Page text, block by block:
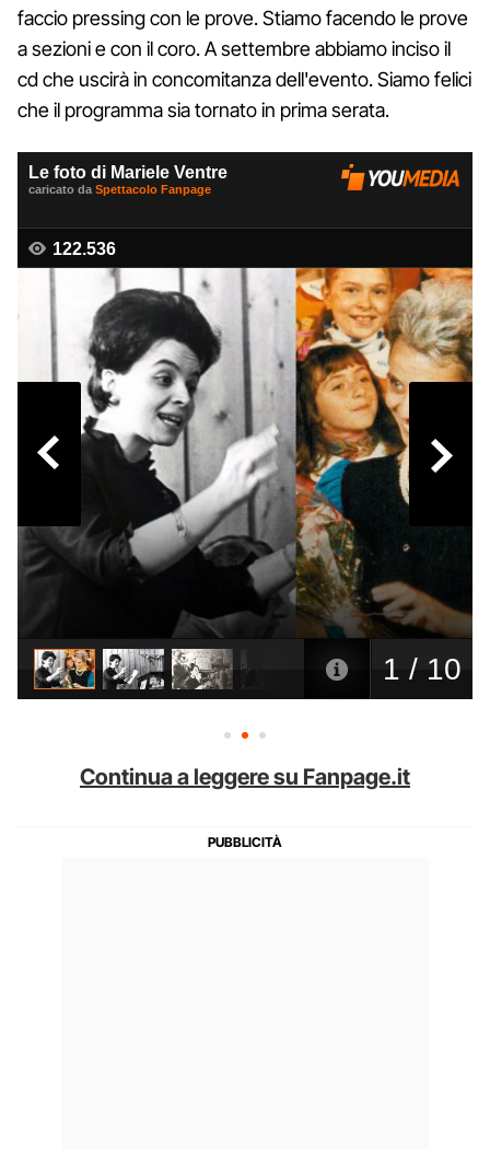
faccio pressing con le prove. Stiamo facendo le prove
a sezioni e con il coro. A settembre abbiamo inciso il
cd che uscirà in concomitanza dell'evento. Siamo felici
che il programma sia tornato in prima serata.
Continua a leggere su Fanpage.it